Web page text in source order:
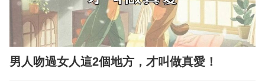
男人吻過女人這2個地方，才叫做真愛！